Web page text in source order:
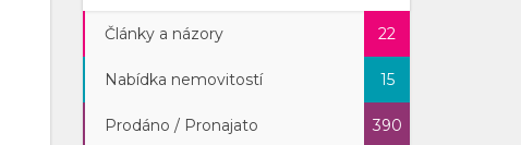
Články a názory 22
Nabídka nemovitostí 15
Prodáno / Pronajato 390